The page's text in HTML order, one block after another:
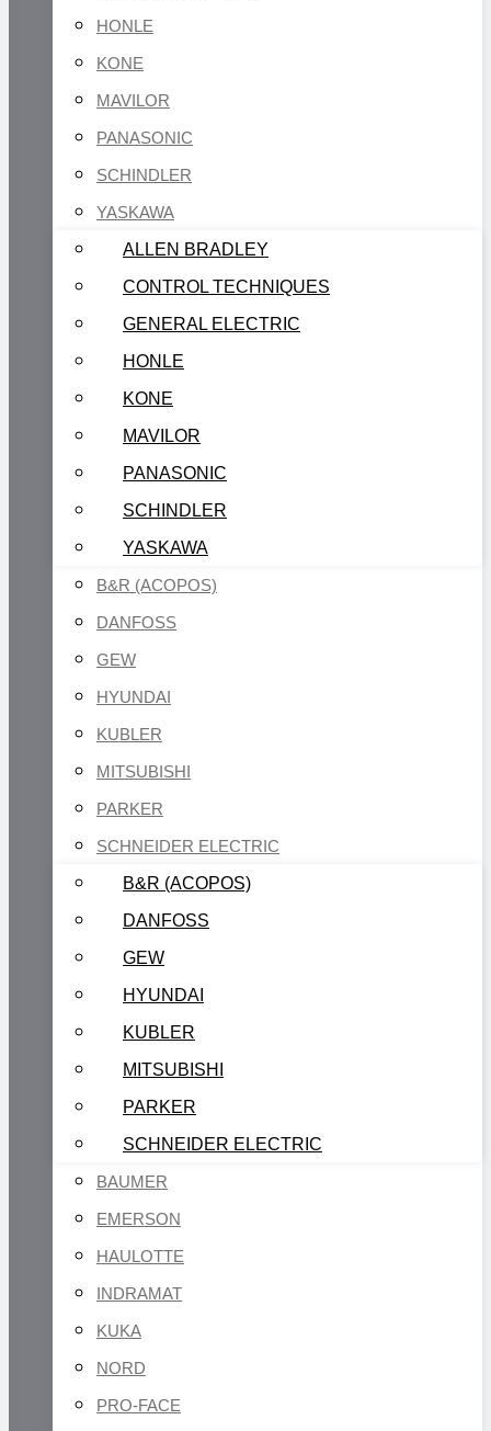
HONLE
KONE
MAVILOR
PANASONIC
SCHINDLER
YASKAWA
ALLEN BRADLEY
CONTROL TECHNIQUES
GENERAL ELECTRIC
HONLE
KONE
MAVILOR
PANASONIC
SCHINDLER
YASKAWA
B&R (ACOPOS)
DANFOSS
GEW
HYUNDAI
KUBLER
MITSUBISHI
PARKER
SCHNEIDER ELECTRIC
B&R (ACOPOS)
DANFOSS
GEW
HYUNDAI
KUBLER
MITSUBISHI
PARKER
SCHNEIDER ELECTRIC
BAUMER
EMERSON
HAULOTTE
INDRAMAT
KUKA
NORD
PRO-FACE